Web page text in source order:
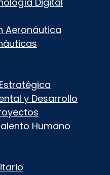
Aeronáutica
y Desarrollo
Humano